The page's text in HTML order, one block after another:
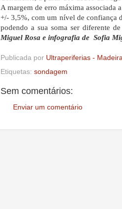
A margem de erro máxima associada
+/- 3,5%, com um nível de confiança
podendo a sua soma ser diferente
Miguel Rosa e infografia de Sofia
Publicada por Ultraperiferias - Madeira
Etiquetas: sondagem
Sem comentários:
Enviar um comentário